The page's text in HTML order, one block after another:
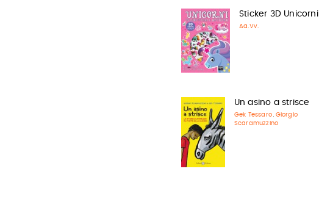
Sticker 3D Unicorni
Aa.Vv.
Un asino a strisce
Gek Tessaro , Giorgio
Scaramuzzino